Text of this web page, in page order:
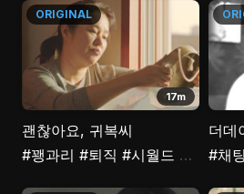
17m
ORIGINAL
괜찮아요, 귀복씨
#꽹과리 #퇴직 #시월드 #김장 #
더데
#채팅